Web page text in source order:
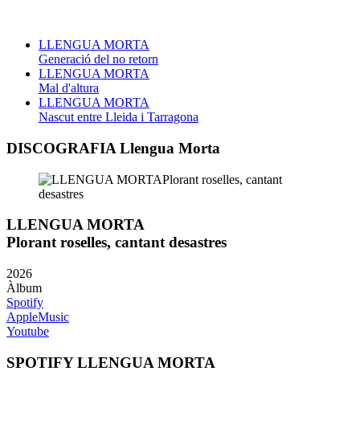
LLENGUA MORTA
Generació del no retorn
LLENGUA MORTA
Mal d'altura
LLENGUA MORTA
Nascut entre Lleida i Tarragona
DISCOGRAFIA Llengua Morta
LLENGUA MORTA
Plorant roselles, cantant desastres
2026
Àlbum
Spotify
AppleMusic
Youtube
SPOTIFY LLENGUA MORTA